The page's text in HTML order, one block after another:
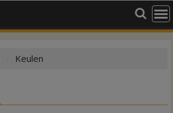
Keulen